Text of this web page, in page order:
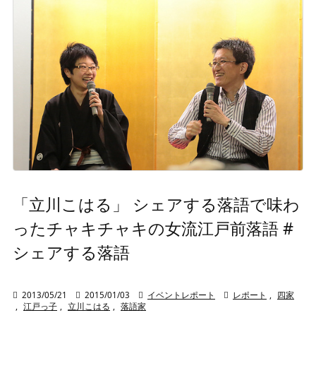
「立川こはる」 シェアする落語で味わ
ったチャキチャキの女流江戸前落語 #
シェアする落語
 2013/05/21  2015/01/03  イベントレポート  レポート
四家
江戸っ子 立川こはる 落語家